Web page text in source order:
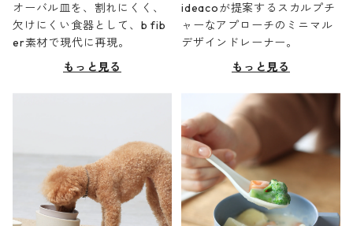
オーバル皿を、割れにくく、
欠けにくい食器として、b fib
er素材で現代に再現。
もっと見る
ideacoが提案するスカルプチ
ャーなアプローチのミニマル
デザインドレーナー。
もっと見る